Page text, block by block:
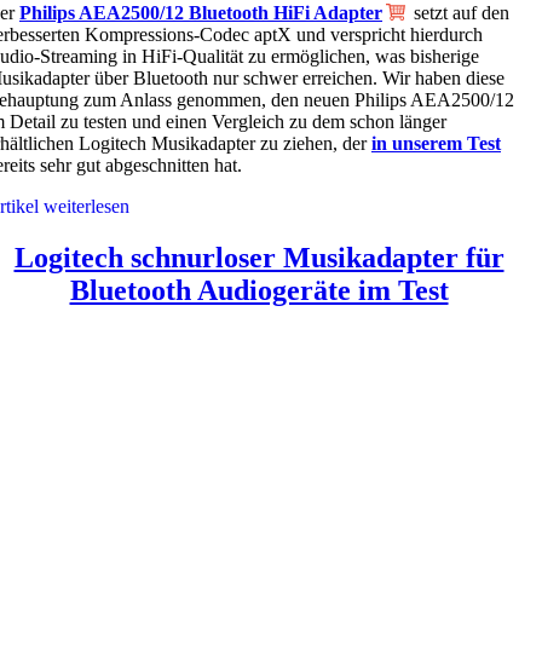
Philips AEA2500/12 Bluetooth HiFi Adapter
setzt auf den
Kompressions-Codec aptX und verspricht hierdurch
Streaming in HiFi-Qualität zu ermöglichen, was bisherige
über Bluetooth nur schwer erreichen. Wir haben diese
zum Anlass genommen, den neuen Philips AEA2500/12
Detail zu testen und einen Vergleich zu dem schon länger
Logitech Musikadapter zu ziehen, derin unserem Test
sehr gut abgeschnitten hat.
weiterlesen
Logitech schnurloser Musikadapter für
Bluetooth Audiogeräte im Test